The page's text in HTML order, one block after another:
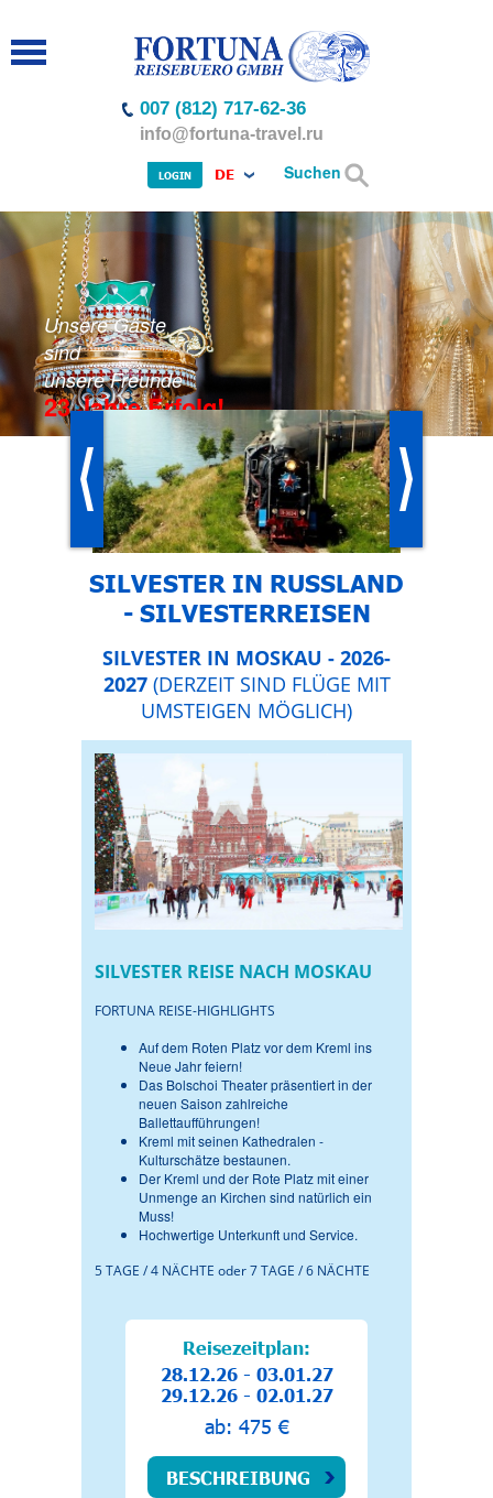
Suchen
007 (812) 717-62-36
info@fortuna-travel.ru
LOGIN DE
Unsere Gäste
sind
unsere Freunde
23 Jahre Erfolg!
SILVESTER IN RUSSLAND
- SILVESTERREISEN
SILVESTER IN MOSKAU - 2026-
2027(DERZEIT SIND FLÜGE MIT
UMSTEIGEN MÖGLICH)
SILVESTER REISE NACH MOSKAU
FORTUNA REISE-HIGHLIGHTS
Auf dem Roten Platz vor dem Kreml ins
Neue Jahr feiern!
Das Bolschoi Theater präsentiert in der
neuen Saison zahlreiche
Ballettaufführungen!
Kreml mit seinen Kathedralen -
Kulturschätze bestaunen.
Der Kreml und der Rote Platz mit einer
Unmenge an Kirchen sind natürlich ein
Muss!
Hochwertige Unterkunft und Service.
5 TAGE / 4 NÄCHTE oder 7 TAGE / 6 NÄCHTE
Reisezeitplan:
28.12.26 - 03.01.27
29.12.26 - 02.01.27
ab: 475 €
BESCHREIBUNG